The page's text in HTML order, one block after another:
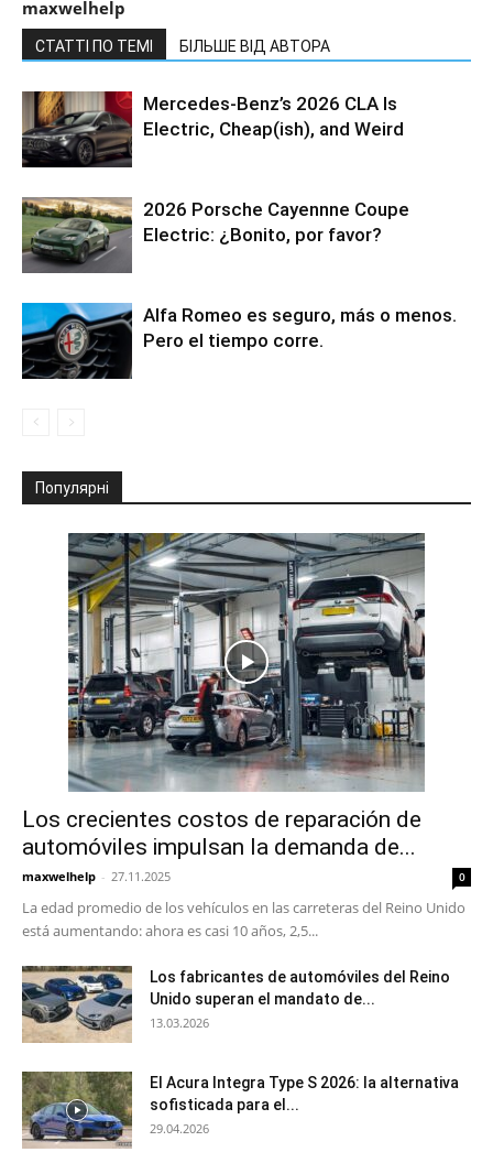
maxwelhelp
СТАТТІ ПО ТЕМІ БІЛЬШЕ ВІД АВТОРА
Mercedes-Benz’s 2026 CLA Is
Electric, Cheap(ish), and Weird
2026 Porsche Cayennne Coupe
Electric: ¿Bonito, por favor?
Alfa Romeo es seguro, más o menos.
Pero el tiempo corre.
Популярні
Los crecientes costos de reparación de
automóviles impulsan la demanda de...
maxwelhelp - 27.11.2025 0
La edad promedio de los vehículos en las carreteras del Reino Unido
está aumentando: ahora es casi 10 años, 2,5...
Los fabricantes de automóviles del Reino
Unido superan el mandato de...
13.03.2026
El Acura Integra Type S 2026: la alternativa
sofisticada para el...
29.04.2026